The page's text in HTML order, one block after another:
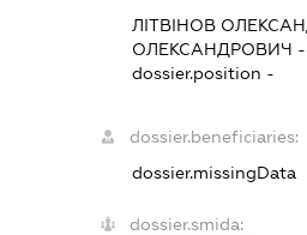
ЛІТВІНОВ
ОЛЕКСАНДРОВИЧ -
dossier.position -
dossier.beneficiaries:
dossier.missingData
dossier.smida: